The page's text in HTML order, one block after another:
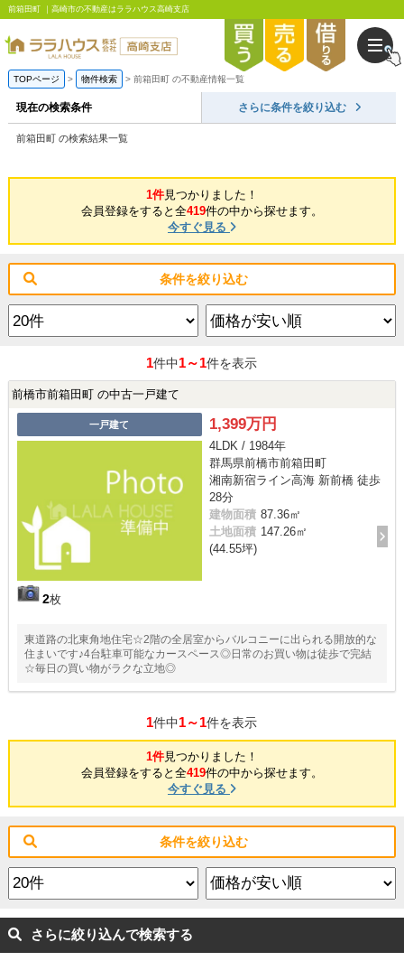
前箱田町 ｜高崎市の不動産はララハウス高崎支店
TOPページ 物件検索 前箱田町 の不動産情報一覧
現在の検索条件 さらに条件を絞り込む
前箱田町 の検索結果一覧
1件見つかりました！
会員登録をすると全419件の中から探せます。
今すぐ見る
条件を絞り込む
1件中1～1件を表示
前橋市前箱田町 の中古一戸建て
一戸建て
2枚
1,399万円
4LDK / 1984年
群馬県前橋市前箱田町
湘南新宿ライン高海 新前橋 徒歩
28分
建物面積 87.36㎡
土地面積 147.26㎡
(44.55坪)
東道路の北東角地住宅☆2階の全居室からバルコニーに出られる開放的な
住まいです♪4台駐車可能なカースペース◎日常のお買い物は徒歩で完結
☆毎日の買い物がラクな立地◎
1件中1～1件を表示
1件見つかりました！
会員登録をすると全419件の中から探せます。
今すぐ見る
条件を絞り込む
さらに絞り込んで検索する